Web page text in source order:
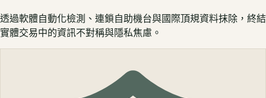
透過軟體自動化檢測、連鎖自助機台與國際頂規資料抹除，終結
實體交易中的資訊不對稱與隱私焦慮。